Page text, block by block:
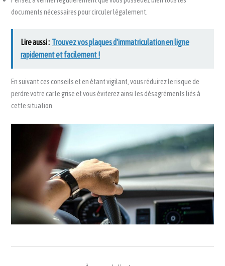
documents nécessaires pour circuler légalement.
Lire aussi : Trouvez vos plaques d'immatriculation en ligne
rapidement et facilement !
En suivant ces conseils et en étant vigilant, vous réduirez le risque de
perdre votre carte grise et vous éviterez ainsi les désagréments liés à
cette situation.